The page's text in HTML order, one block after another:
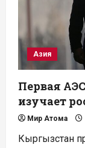
Азия
Первая
изучает
Мир Атома
Кыргызстан